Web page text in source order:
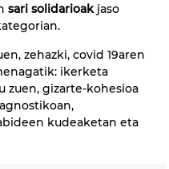
sari solidarioakjaso
zehazki, covid 19aren
ikerketa
zuen, gizarte-kohesioa
kudeaketan eta